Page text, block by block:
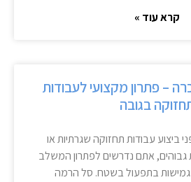
קרא עוד »
– פתרון מקצועי לעבודות
בגובה
ביצוע עבודות תחזוקה שגרתיות או
גבוהים, אתם נדרשים לפתרון המשלב
גמישות בתפעול בשטח. סל הרמה